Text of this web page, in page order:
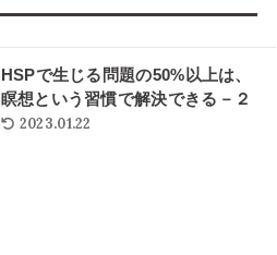
HSPで生じる問題の50%以上は、
瞑想という習慣で解決できる－２
2023.01.22